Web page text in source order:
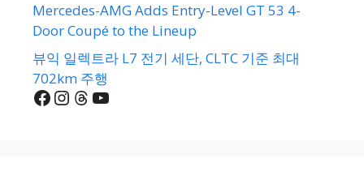
Mercedes-AMG Adds Entry-Level GT 53 4-
Door Coupé to the Lineup
뷰익 일렉트라 L7 전기 세단, CLTC 기준 최대
702km 주행
Facebook
Instagram
Threads
YouTube